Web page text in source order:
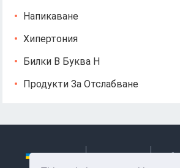
Напикаване
Хипертония
Билки В Буква Н
Продукти За Отслабване